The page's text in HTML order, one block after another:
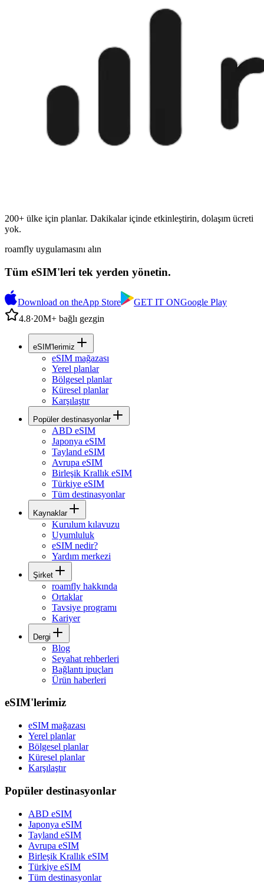
200+ ülke için planlar. Dakikalar içinde etkinleştirin, dolaşım ücreti
yok.
roamfly uygulamasını alın
Tüm eSIM'leri tek yerden yönetin.
Download on theApp Store GET IT ONGoogle Play
4.8·20M+ bağlı gezgin
eSIM'lerimiz
eSIM mağazası
Yerel planlar
Bölgesel planlar
Küresel planlar
Karşılaştır
Popüler destinasyonlar
ABD eSIM
Japonya eSIM
Tayland eSIM
Avrupa eSIM
Birleşik Krallık eSIM
Türkiye eSIM
Tüm destinasyonlar
Kaynaklar
Kurulum kılavuzu
Uyumluluk
eSIM nedir?
Yardım merkezi
Şirket
roamfly hakkında
Ortaklar
Tavsiye programı
Kariyer
Dergi
Blog
Seyahat rehberleri
Bağlantı ipuçları
Ürün haberleri
eSIM'lerimiz
eSIM mağazası
Yerel planlar
Bölgesel planlar
Küresel planlar
Karşılaştır
Popüler destinasyonlar
ABD eSIM
Japonya eSIM
Tayland eSIM
Avrupa eSIM
Birleşik Krallık eSIM
Türkiye eSIM
Tüm destinasyonlar